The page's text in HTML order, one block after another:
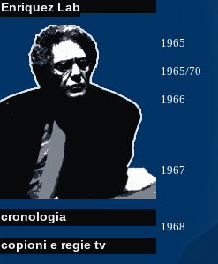
Enriquez Lab
cronologia
copioni e regie tv
1965
1965/70
1966
1967
1968